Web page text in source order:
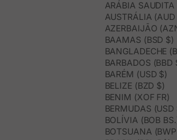
AUSTRÁLIA
AZERBAIJÃO
BAAMAS (BSD $)
BANGLADECHE
BARBADOS (BBD
BARÉM (USD $)
BELIZE (BZD $)
BENIM (XOF FR)
BERMUDAS (USD
BOLÍVIA (BOB
BOTSUANA